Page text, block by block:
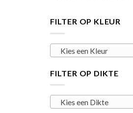
FILTER OP KLEUR
Kies een Kleur
FILTER OP DIKTE
Kies een Dikte